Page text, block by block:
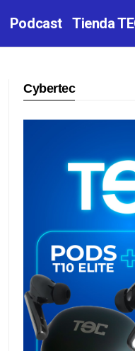
Podcast Tienda
Cybertec